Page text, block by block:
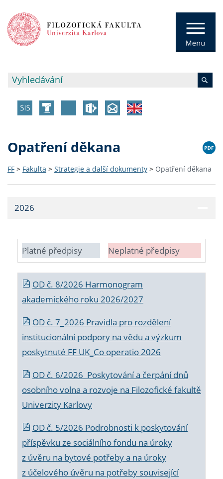
Opatření děkana
FF > Fakulta > Strategie a další dokumenty > Opatření děkana
2026
Platné předpisy Neplatné předpisy
OD č. 8/2026 Harmonogram
akademického roku 2026/2027
OD č. 7_2026 Pravidla pro rozdělení
institucionální podpory na vědu a výzkum
poskytnuté FF UK_Co operatio 2026
OD č. 6/2026 Poskytování a čerpání dnů
osobního volna a rozvoje na Filozofické fakultě
Univerzity Karlovy
OD č. 5/2026 Podrobnosti k poskytování
příspěvku ze sociálního fondu na úroky
z úvěru na bytové potřeby a na úroky
z účelového úvěru na potřeby související